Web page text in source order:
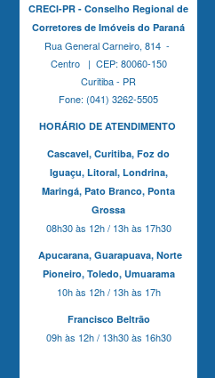
CRECI-PR - Conselho Regional de
Corretores de Imóveis do Paraná
Rua General Carneiro, 814 -
Centro | CEP: 80060-150
Curitiba - PR
Fone: (041) 3262-5505
HORÁRIO DE ATENDIMENTO
Cascavel, Curitiba, Foz do
Iguaçu, Litoral, Londrina,
Maringá, Pato Branco, Ponta
Grossa
08h30 às 12h / 13h às 17h30
Apucarana, Guarapuava, Norte
Pioneiro, Toledo, Umuarama
10h às 12h / 13h às 17h
Francisco Beltrão
09h às 12h / 13h30 às 16h30